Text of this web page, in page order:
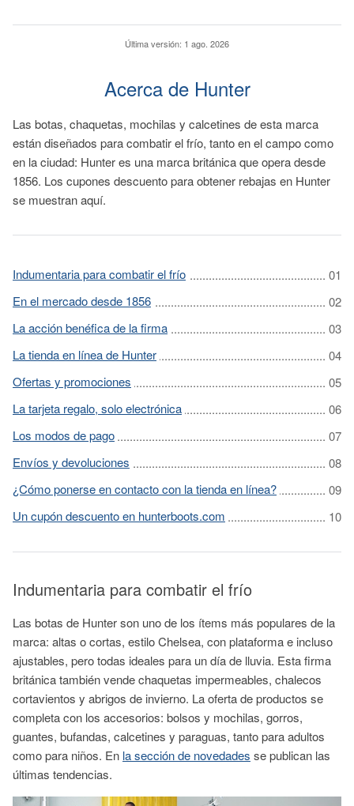
Última versión: 1 ago. 2026
Acerca de Hunter
Las botas, chaquetas, mochilas y calcetines de esta marca
están diseñados para combatir el frío, tanto en el campo como
en la ciudad: Hunter es una marca británica que opera desde
1856. Los cupones descuento para obtener rebajas en Hunter
se muestran aquí.
Indumentaria para combatir el frío
En el mercado desde 1856
La acción benéfica de la firma
La tienda en línea de Hunter
Ofertas y promociones
La tarjeta regalo, solo electrónica
Los modos de pago
Envíos y devoluciones
¿Cómo ponerse en contacto con la tienda en línea?
Un cupón descuento en hunterboots.com
Indumentaria para combatir el frío
Las botas de Hunter son uno de los ítems más populares de la
marca: altas o cortas, estilo Chelsea, con plataforma e incluso
ajustables, pero todas ideales para un día de lluvia. Esta firma
británica también vende chaquetas impermeables, chalecos
cortavientos y abrigos de invierno. La oferta de productos se
completa con los accesorios: bolsos y mochilas, gorros,
guantes, bufandas, calcetines y paraguas, tanto para adultos
como para niños. En la sección de novedades se publican las
últimas tendencias.